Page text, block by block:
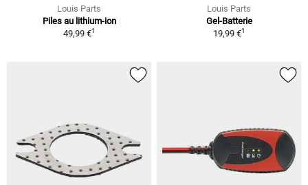
Louis Parts
Piles au lithium-ion
49,99 €1
Louis Parts
Gel-Batterie
19,99 €1